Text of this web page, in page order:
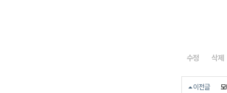
수정 삭제
이전글